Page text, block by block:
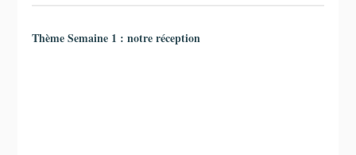
Thème Semaine 1 : notre réception